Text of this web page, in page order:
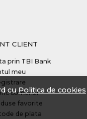
cu Politica de cookies
CLIENT
prin TBI Bank
meu
comenzi
favorite
de plata